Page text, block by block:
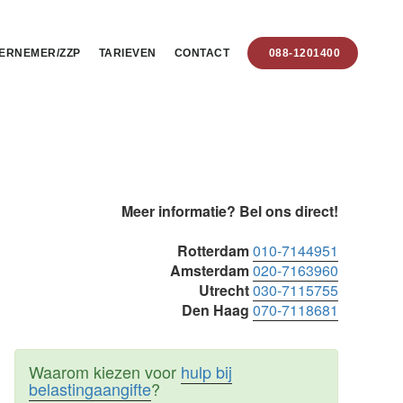
ZZP TARIEVEN CONTACT 088-1201400
Meer informatie? Bel ons direct!
Rotterdam010-7144951
Amsterdam020-7163960
Utrecht030-7115755
Den Haag 070-7118681
Waarom kiezen voor hulp bij
belastingaangifte?